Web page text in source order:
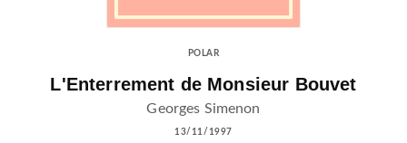
POLAR
L'Enterrement de Monsieur Bouvet
Georges Simenon
13/11/1997